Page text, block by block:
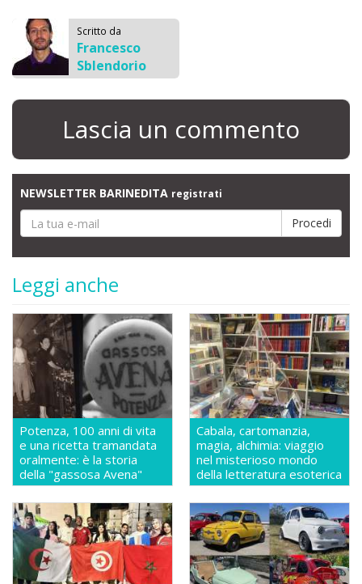
Scritto da
Francesco
Sblendorio
Lascia un commento
NEWSLETTER BARINEDITA registrati
Leggi anche
Potenza, 100 anni di vita
e una ricetta tramandata
oralmente: è la storia
della "gassosa Avena"
Cabala, cartomanzia,
magia, alchimia: viaggio
nel misterioso mondo
della letteratura esoterica